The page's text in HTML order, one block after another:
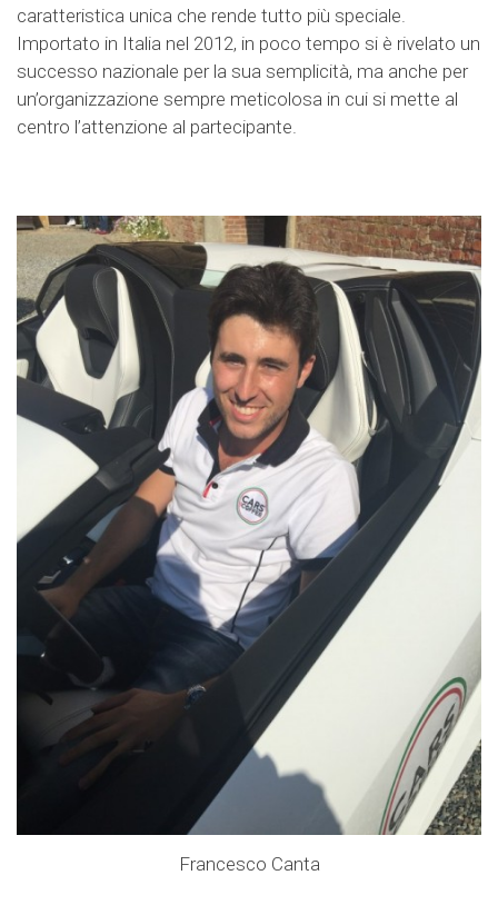
caratteristica unica che rende tutto più speciale.
Importato in Italia nel 2012, in poco tempo si è rivelato un
successo nazionale per la sua semplicità, ma anche per
un’organizzazione sempre meticolosa in cui si mette al
centro l’attenzione al partecipante.
Francesco Canta